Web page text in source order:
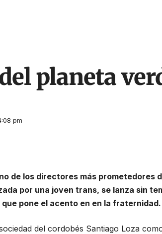
planeta
pm
de los directores más prometedores
por una joven trans, se lanza sin
pone el acento en en la fraternidad.
del cordobés Santiago Loza